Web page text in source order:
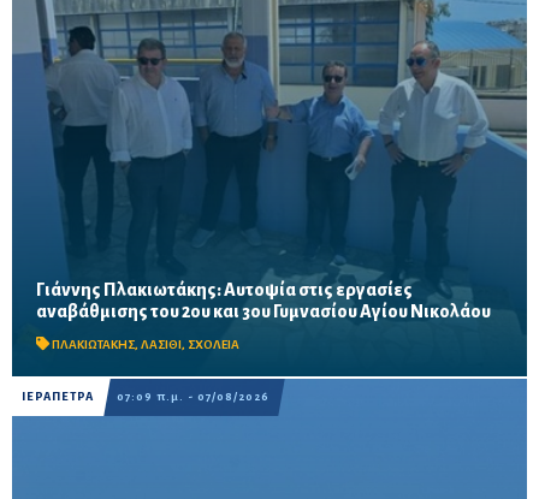
Γιάννης Πλακιωτάκης: Αυτοψία στις εργασίες
αναβάθμισης του 2ου και 3ου Γυμνασίου Αγίου Νικολάου
ΠΛΑΚΙΩΤΑΚΗΣ, ΛΑΣΙΘΙ, ΣΧΟΛΕΙΑ
Οι παρεμβάσεις του προγράμματος «Μαριέττα Γιαννάκου»
αναμένεται να ολοκληρωθούν πριν από τη νέα σχολική χρονιά –
Προβλέπονται ανακαινίσεις αιθουσών, αύλειων και...
ΙΕΡΑΠΕΤΡΑ 07:09 π.μ. - 07/08/2026